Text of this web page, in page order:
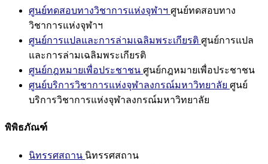
ศูนย์ทดสอบทางวิชาการแห่งจุฬาฯ ศูนย์ทดสอบทาง
วิชาการแห่งจุฬาฯ
ศูนย์การแปลและการล่ามเฉลิมพระเกียรติ ศูนย์การแปล
และการล่ามเฉลิมพระเกียรติ
ศูนย์กฎหมายเพื่อประชาชน ศูนย์กฎหมายเพื่อประชาชน
ศูนย์บริการวิชาการแห่งจุฬาลงกรณ์มหาวิทยาลัย ศูนย์
บริการวิชาการแห่งจุฬาลงกรณ์มหาวิทยาลัย
พิพิธภัณฑ์
นิทรรศสถาน นิทรรศสถาน